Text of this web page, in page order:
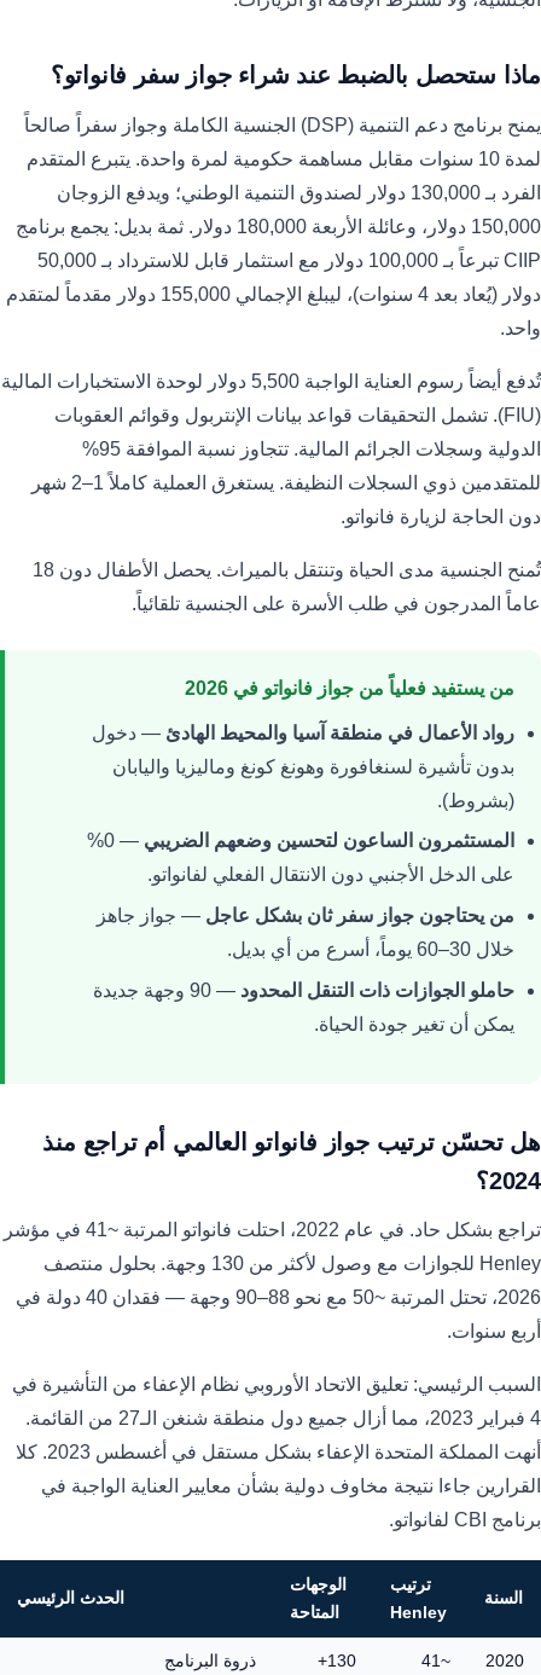
ماذا ستحصل بالضبط عند شراء جواز سفر فانواتو؟
يمنح برنامج دعم التنمية (DSP) الجنسية الكاملة وجواز سفراً صالحاً
لمدة 10 سنوات مقابل مساهمة حكومية لمرة واحدة. يتبرع المتقدم
الفرد بـ 130,000 دولار لصندوق التنمية الوطني؛ ويدفع الزوجان
150,000 دولار، وعائلة الأربعة 180,000 دولار. ثمة بديل: يجمع برنامج
CIIP تبرعاً بـ 100,000 دولار مع استثمار قابل للاسترداد بـ 50,000
دولار (يُعاد بعد 4 سنوات)، ليبلغ الإجمالي 155,000 دولار مقدماً لمتقدم
واحد.
تُدفع أيضاً رسوم العناية الواجبة 5,500 دولار لوحدة الاستخبارات المالية
(FIU). تشمل التحقيقات قواعد بيانات الإنتربول وقوائم العقوبات
الدولية وسجلات الجرائم المالية. تتجاوز نسبة الموافقة 95%
للمتقدمين ذوي السجلات النظيفة. يستغرق العملية كاملاً 1–2 شهر
دون الحاجة لزيارة فانواتو.
تُمنح الجنسية مدى الحياة وتنتقل بالميراث. يحصل الأطفال دون 18
عاماً المدرجون في طلب الأسرة على الجنسية تلقائياً.
من يستفيد فعلياً من جواز فانواتو في 2026
رواد الأعمال في منطقة آسيا والمحيط الهادئ — دخول
بدون تأشيرة لسنغافورة وهونغ كونغ وماليزيا واليابان
(بشروط).
المستثمرون الساعون لتحسين وضعهم الضريبي
— 0%
على الدخل الأجنبي دون الانتقال الفعلي لفانواتو.
من يحتاجون جواز سفر ثان بشكل عاجل — جواز جاهز
خلال 30–60 يوماً، أسرع من أي بديل.
حاملو الجوازات ذات التنقل المحدود
— 90 وجهة جديدة
يمكن أن تغير جودة الحياة.
هل تحسّن ترتيب جواز فانواتو العالمي أم تراجع منذ
2024؟
تراجع بشكل حاد. في عام 2022، احتلت فانواتو المرتبة ~41 في مؤشر
Henley للجوازات مع وصول لأكثر من 130 وجهة. بحلول منتصف
2026، تحتل المرتبة ~50 مع نحو 88–90 وجهة — فقدان 40 دولة في
أربع سنوات.
السبب الرئيسي: تعليق الاتحاد الأوروبي نظام الإعفاء من التأشيرة في
4 فبراير 2023، مما أزال جميع دول منطقة شنغن الـ27 من القائمة.
أنهت المملكة المتحدة الإعفاء بشكل مستقل في أغسطس 2023. كلا
القرارين جاءا نتيجة مخاوف دولية بشأن معايير العناية الواجبة في
برنامج CBI لفانواتو.
السنة
ترتيب
Henley
الوجهات
المتاحة
الحدث الرئيسي
2020
~41
130+ ذروة البرنامج